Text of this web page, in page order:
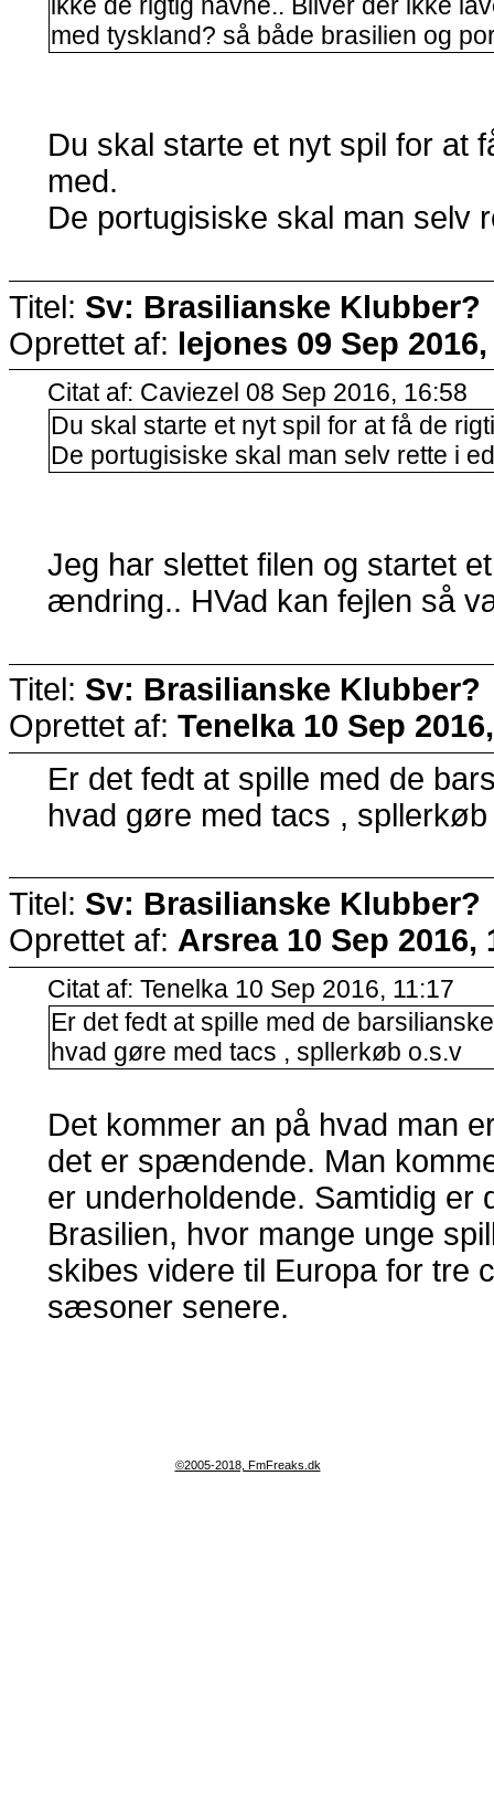
ikke de rigtig navne.. Bliver der ikke
med tyskland? så både brasilien og
Du skal starte et nyt spil for at
med.
De portugisiske skal man selv
Titel: Sv: Brasilianske Klubber?
Oprettet af: lejones 09 Sep
Citat af: Caviezel 08 Sep 2016, 16:58
Du skal starte et nyt spil for at få de
De portugisiske skal man selv rette i
Jeg har slettet filen og startet
ændring.. HVad kan fejlen så
Titel: Sv: Brasilianske Klubber?
Oprettet af: Tenelka 10 Sep
Er det fedt at spille med de
hvad gøre med tacs ,
Titel: Sv: Brasilianske Klubber?
Oprettet af: Arsrea 10 Sep 2016,
Citat af: Tenelka 10 Sep 2016, 11:17
Er det fedt at spille med de
hvad gøre med tacs , spllerkøb o.s.v
Det kommer an på hvad man
det er spændende. Man
er underholdende. Samtidig er
Brasilien, hvor mange unge
skibes videre til Europa for tre
sæsoner senere.
©2005-2018, FmFreaks.dk